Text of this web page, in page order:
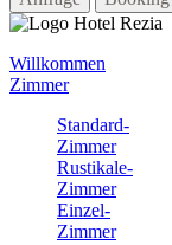
Willkommen
Zimmer
Standard-
Zimmer
Rustikale-
Zimmer
Einzel-
Zimmer